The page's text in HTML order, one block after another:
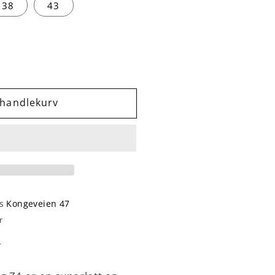
38 43
Kongeveien 47